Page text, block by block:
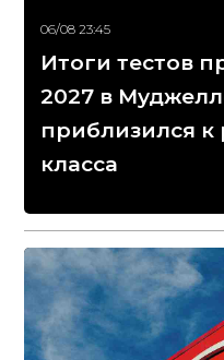
06/08 23:45
Итоги тестов
2027 в
приблизился к
класса